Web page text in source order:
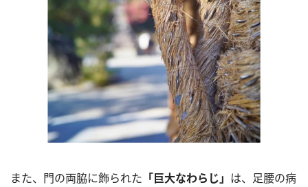
また、門の両脇に飾られた 「巨大なわらじ」 は、足腰の病